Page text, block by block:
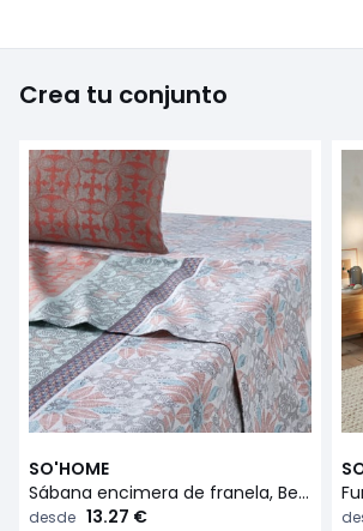
Crea tu conjunto
SO'HOME
Sábana encimera de franela, Bergame
desde 13.27 €